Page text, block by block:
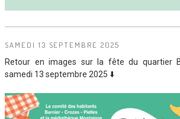
SAMEDI 13 SEPTEMBRE 2025
Retour en images sur la fête du quartier
samedi 13 septembre 2025 ⬇️